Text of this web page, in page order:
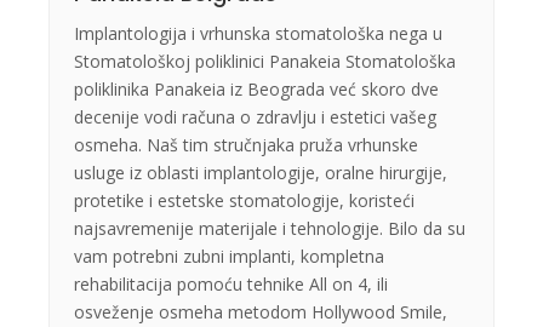
Implantologija i vrhunska stomatološka nega u
Stomatološkoj poliklinici Panakeia Stomatološka
poliklinika Panakeia iz Beograda već skoro dve
decenije vodi računa o zdravlju i estetici vašeg
osmeha. Naš tim stručnjaka pruža vrhunske
usluge iz oblasti implantologije, oralne hirurgije,
protetike i estetske stomatologije, koristeći
najsavremenije materijale i tehnologije. Bilo da su
vam potrebni zubni implanti, kompletna
rehabilitacija pomoću tehnike All on 4, ili
osveženje osmeha metodom Hollywood Smile,